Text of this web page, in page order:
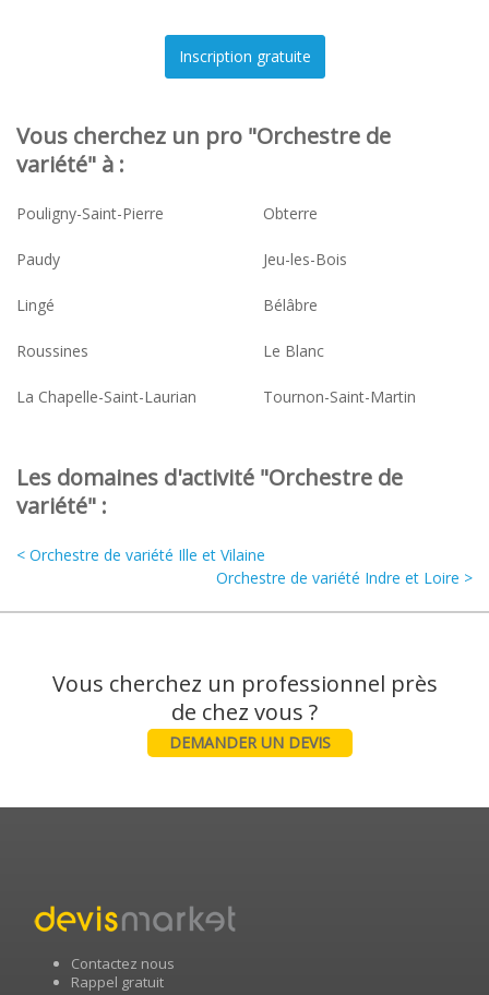
Vous cherchez un pro "Orchestre de
variété" à :
Pouligny-Saint-Pierre Obterre
Paudy Jeu-les-Bois
Lingé Bélâbre
Roussines Le Blanc
La Chapelle-Saint-Laurian Tournon-Saint-Martin
Les domaines d'activité "Orchestre de
variété" :
< Orchestre de variété Ille et Vilaine
Orchestre de variété Indre et Loire >
Vous cherchez un professionnel près
DEMANDER UN DEVIS
Contactez nous
Rappel gratuit